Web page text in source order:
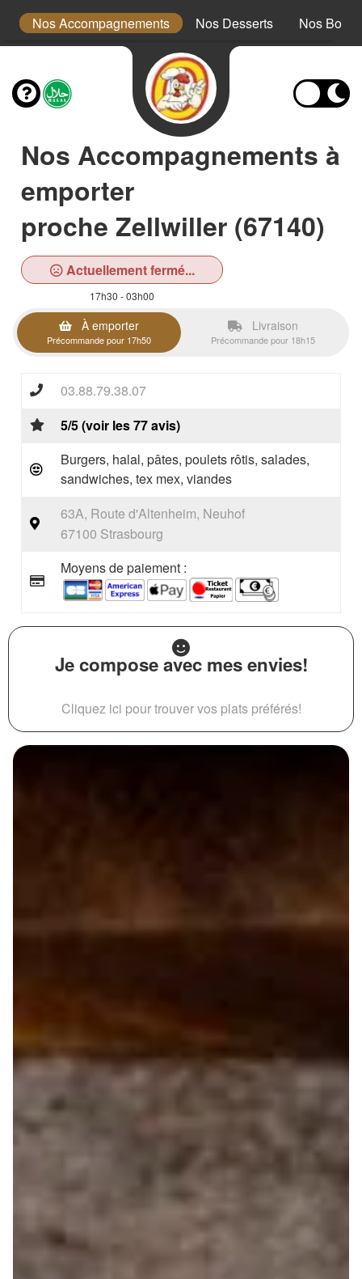
Nos Accompagnements Nos Desserts Nos
Nos Accompagnements à
emporter
proche Zellwiller (67140)
Actuellement fermé...
17h30 - 03h00
À emporter
Précommande pour 17h50
Livraison
Précommande pour 18h15
03.88.79.38.07
5/5 (voir les 77 avis)
Burgers, halal, pâtes, poulets rôtis, salades,
sandwiches, tex mex, viandes
63A, Route d'Altenheim, Neuhof
67100 Strasbourg
Moyens de paiement :
Je compose avec mes envies!
Cliquez ici pour trouver vos plats préférés!